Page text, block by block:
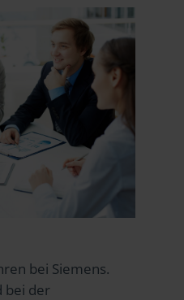
bei Siemens.
bei der